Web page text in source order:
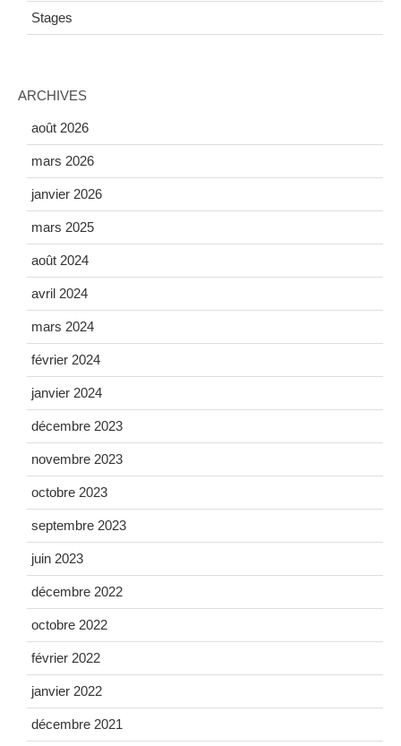
Stages
ARCHIVES
août 2026
mars 2026
janvier 2026
mars 2025
août 2024
avril 2024
mars 2024
février 2024
janvier 2024
décembre 2023
novembre 2023
octobre 2023
septembre 2023
juin 2023
décembre 2022
octobre 2022
février 2022
janvier 2022
décembre 2021